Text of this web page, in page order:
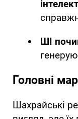
ШІ
Головні
Шахрайські